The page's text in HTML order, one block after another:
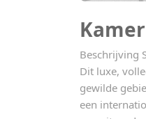
Beschrijving
Dit luxe,
gewilde
een